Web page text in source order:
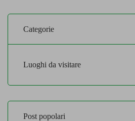
Categorie
Luoghi da visitare
Post popolari